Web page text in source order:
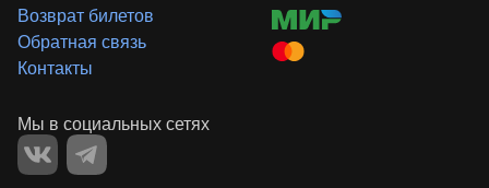
Возврат билетов
Обратная связь
Контакты